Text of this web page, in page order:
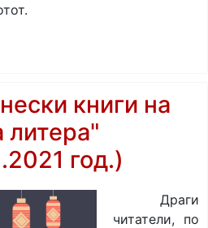
книги на
литера"
год.)
Драги
читатели, по